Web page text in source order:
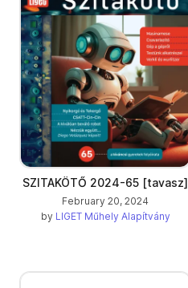
SZITAKÖTŐ 2024-65 [tavasz]
February 20, 2024
by LIGET Műhely Alapítvány